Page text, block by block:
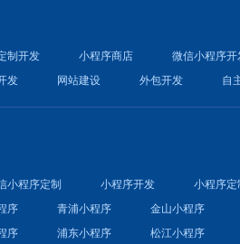
制开发 小程序商店 微信小程序开
发 网站建设 外包开发 自
小程序定制 小程序开发 小程序定
序 青浦小程序 金山小程序
序 浦东小程序 松江小程序